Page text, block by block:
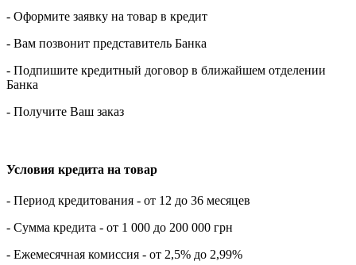
- Оформите заявку на товар в кредит
- Вам позвонит представитель Банка
- Подпишите кредитный договор в ближайшем отделении
Банка
- Получите Ваш заказ
Условия кредита на товар
- Период кредитования - от 12 до 36 месяцев
- Сумма кредита - от 1 000 до 200 000 грн
- Ежемесячная комиссия - от 2,5% до 2,99%